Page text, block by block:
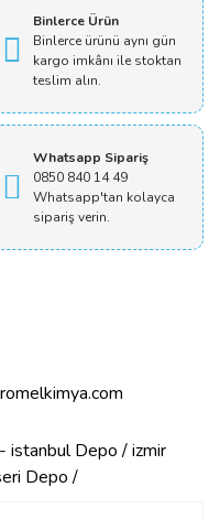
Binlerce Ürün
Binlerce ürünü aynı gün
kargo imkânı ile stoktan
teslim alın.
Whatsapp Sipariş
0850 840 14 49
Whatsapp'tan kolayca
sipariş verin.
Depo / izmir
Depo /